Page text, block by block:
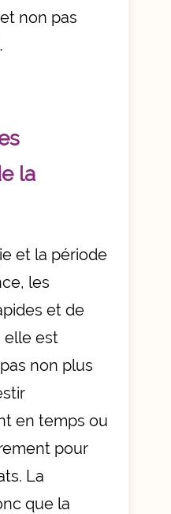
non pas
la
et la période
les
et de
elle est
non plus
en temps ou
pour
La
que la